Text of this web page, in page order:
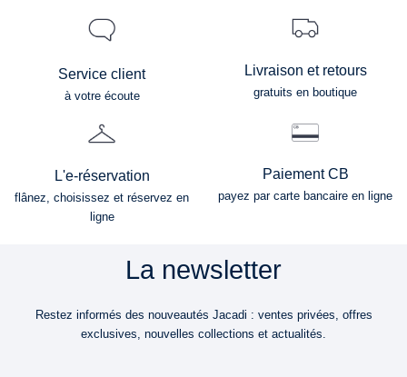
Service client
à votre écoute
Livraison et retours
gratuits en boutique
L'e-réservation
flânez, choisissez et réservez en
ligne
Paiement CB
payez par carte bancaire en ligne
La newsletter
Restez informés des nouveautés Jacadi : ventes privées, offres
exclusives, nouvelles collections et actualités.